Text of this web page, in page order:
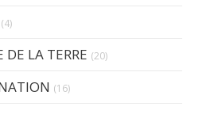
(4)
DE LA TERRE (20)
(16)